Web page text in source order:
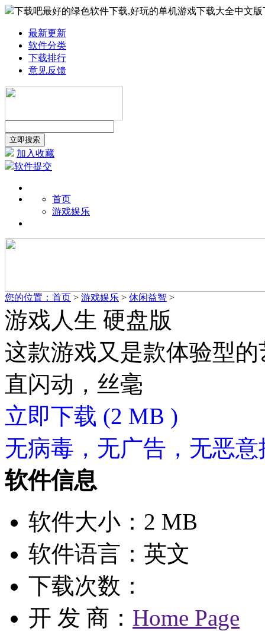
下载吧最好的绿色软件下载,好玩的单机游戏下载大全中文版
最新更新
软件分类
下载排行
意见反馈
加入收藏
软件提交
首页
游戏娱乐
您的位置： 首页 > 游戏娱乐 > 休闲益智 >
游戏人生 硬盘版
这款游戏又是款体验型
直闪动，丝毫
立即下载 (2 MB )
无病毒，无广告，无恶意
软件信息
软件大小：2 MB
软件语言：英文
下载次数：
开 发 商： Home Page